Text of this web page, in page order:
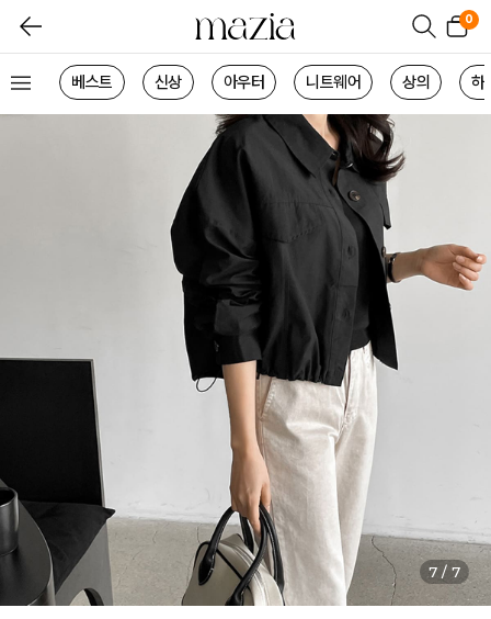
0
베스트 신상 아우터 니트웨어 상의 하
7 / 7